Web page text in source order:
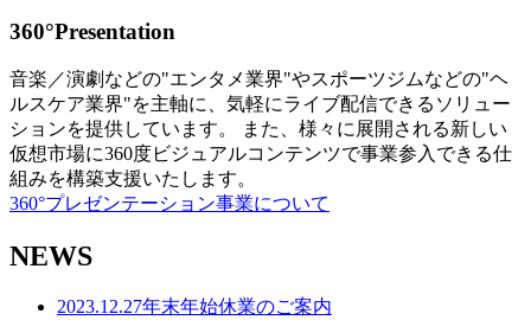
360°Presentation
音楽／演劇などの"エンタメ業界"やスポーツジムなどの"ヘ
ルスケア業界"を主軸に、気軽にライブ配信できるソリュー
ションを提供しています。 また、様々に展開される新しい
仮想市場に360度ビジュアルコンテンツで事業参入できる仕
組みを構築支援いたします。
360°プレゼンテーション事業について
NEWS
2023.12.27年末年始休業のご案内